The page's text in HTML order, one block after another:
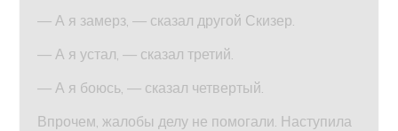
— А я замерз, — сказал другой Скизер.
— А я устал, — сказал третий.
— А я боюсь, — сказал четвертый.
Впрочем, жалобы делу не помогали. Наступила